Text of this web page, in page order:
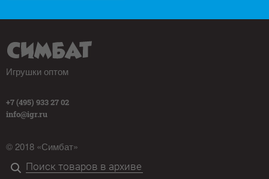
Игрушки оптом
+7 (495) 933 27 02
info@igr.ru
© 2018 «Симбат»